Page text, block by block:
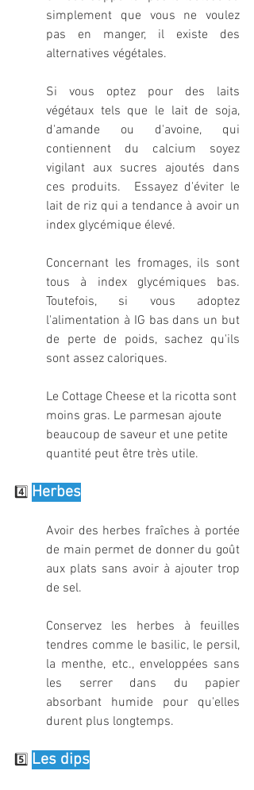
simplement que vous ne voulez
pas en manger, il existe des
alternatives végétales.
Si vous optez pour des laits
végétaux tels que le lait de soja,
d'amande ou d'avoine, qui
contiennent du calcium soyez
vigilant aux sucres ajoutés dans
ces produits.  Essayez d'éviter le
lait de riz qui a tendance à avoir un
index glycémique élevé.
Concernant les fromages, ils sont
tous à index glycémiques bas.
Toutefois, si vous adoptez
l'alimentation à IG bas dans un but
de perte de poids, sachez qu'ils
sont assez caloriques.
Le Cottage Cheese et la ricotta sont
moins gras. Le parmesan ajoute
beaucoup de saveur et une petite
quantité peut être très utile.
4️⃣ Herbes
Avoir des herbes fraîches à portée
de main permet de donner du goût
aux plats sans avoir à ajouter trop
de sel.
Conservez les herbes à feuilles
tendres comme le basilic, le persil,
la menthe, etc., enveloppées sans
les serrer dans du papier
absorbant humide pour qu'elles
durent plus longtemps.
5️⃣ Les dips